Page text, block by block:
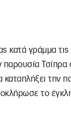
κατά γράμμα
την
το